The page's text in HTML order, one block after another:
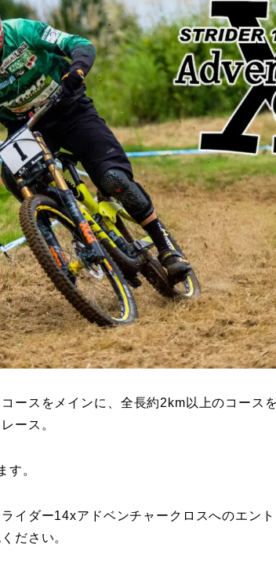
ースをメインに、全長約2km以上のコース
ース。
す。
イダー14xアドベンチャークロスへのエン
ださい。